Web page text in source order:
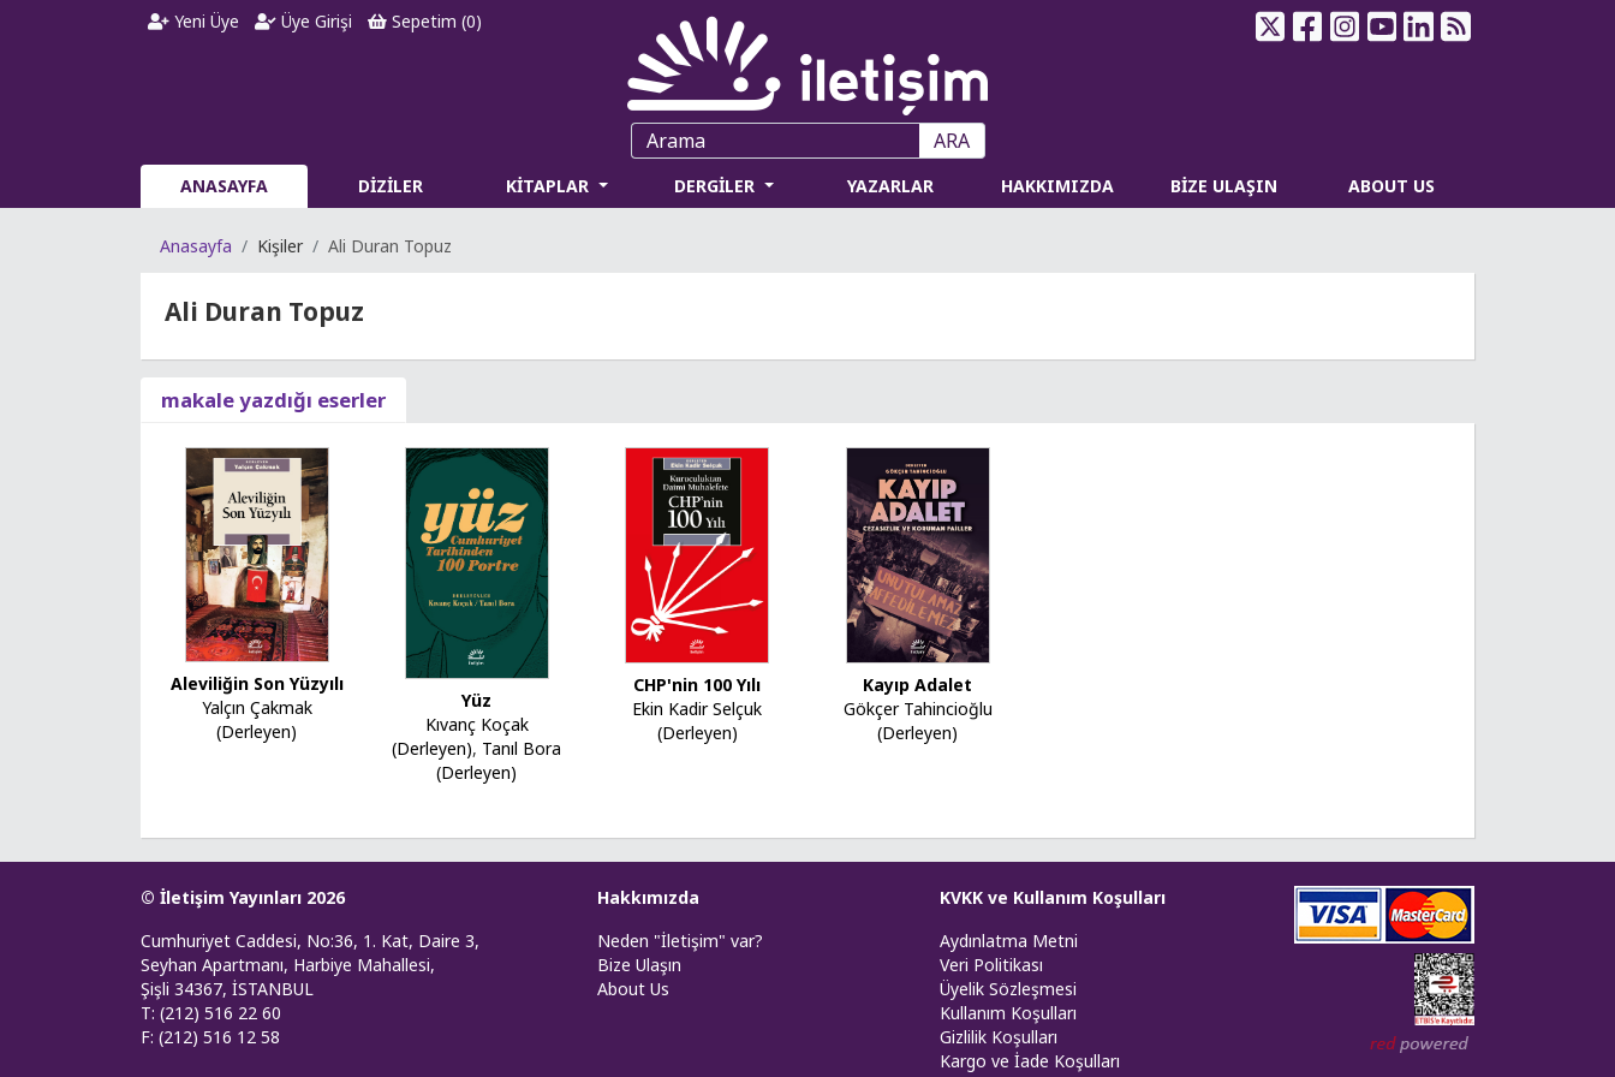
Yeni Üye Üye Girişi Sepetim (0)
ARA
ANASAYFA DİZİLER KİTAPLAR DERGİLER YAZARLAR HAKKIMIZDA BİZE ULAŞIN ABOUT US
Anasayfa Kişiler Ali Duran Topuz
Ali Duran Topuz
makale yazdığı eserler
Aleviliğin Son Yüzyılı
Yalçın Çakmak
(Derleyen)
Yüz
Kıvanç Koçak
(Derleyen), Tanıl Bora
(Derleyen)
CHP'nin 100 Yılı
Ekin Kadir Selçuk
(Derleyen)
Kayıp Adalet
Gökçer Tahincioğlu
(Derleyen)
© İletişim Yayınları 2026
Cumhuriyet Caddesi, No:36, 1. Kat, Daire 3,
Seyhan Apartmanı, Harbiye Mahallesi,
Şişli 34367, İSTANBUL
T: (212) 516 22 60
F: (212) 516 12 58
Hakkımızda
Neden "İletişim" var?
Bize Ulaşın
About Us
KVKK ve Kullanım Koşulları
Aydınlatma Metni
Veri Politikası
Üyelik Sözleşmesi
Kullanım Koşulları
Gizlilik Koşulları
Kargo ve İade Koşulları
Web tasarım: Red Bilişim